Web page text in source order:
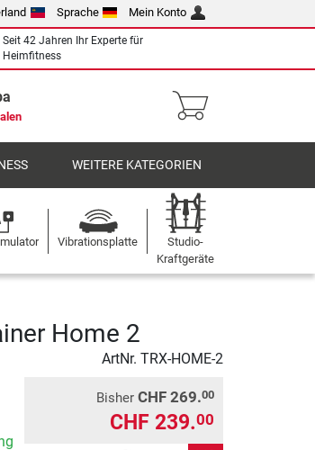
Sprache Mein Konto
Seit 42 Jahren Ihr Experte für
Heimfitness
WEITERE KATEGORIEN
Vibrationsplatte
Studio-
Kraftgeräte
Home 2
ArtNr. TRX-HOME-2
Bisher CHF 269.00
CHF 239.00